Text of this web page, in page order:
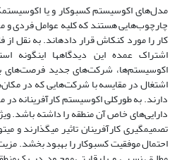
مدل‌های اکوسیستم کسب­و­کار و یا
کار را مورد کنکاش قرار داده­اند. به نقل از
اشتراک عمده این دیدگاهها اینگونه
اکوسیستم‌ها، شرکت‌های جدید فرصت‌های
اشتغال در مقایسه با شرکت‌هایی که در
دارند. به طور­کلی اکوسیستم کارآفرینانه
دارایی‌های خاص آن منطقه را داشته باشد.
تصمیم­گیری کارآفرینان تاثیر می­گذارند و
احتمال موفقیت کسب­و­کار را بهبود بخشد.